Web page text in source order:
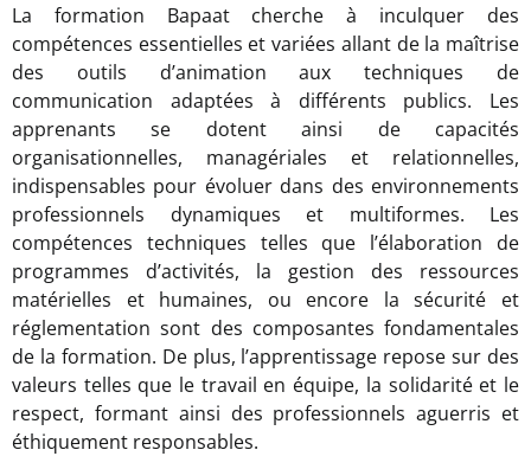
La formation Bapaat cherche à inculquer des
compétences essentielles et variées allant de la maîtrise
des outils d’animation aux techniques de
communication adaptées à différents publics. Les
apprenants se dotent ainsi de capacités
organisationnelles, managériales et relationnelles,
indispensables pour évoluer dans des environnements
professionnels dynamiques et multiformes. Les
compétences techniques telles que l’élaboration de
programmes d’activités, la gestion des ressources
matérielles et humaines, ou encore la sécurité et
réglementation sont des composantes fondamentales
de la formation. De plus, l’apprentissage repose sur des
valeurs telles que le travail en équipe, la solidarité et le
respect, formant ainsi des professionnels aguerris et
éthiquement responsables.